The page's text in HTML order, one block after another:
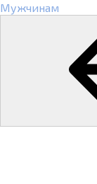
Мужчинам